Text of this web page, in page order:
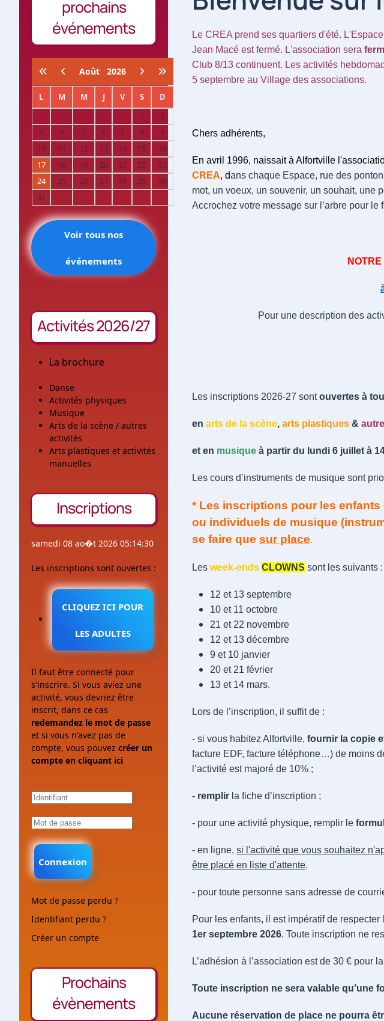
Le CREA prend ses quartiers d'été.
Jean Macé est fermé. L'association sera
Club 8/13 continuent. Les activités
5 septembre au Village des associations.
Chers adhérents,
En avril 1996, naissait à Alfortville
CREA, dans chaque Espace, rue des
mot, un voeux, un souvenir, un souhait, une
Accrochez votre message sur l’arbre pour
Pour une description des
Les inscriptions 2026-27 sontouvertes à
en arts de la scène, arts plastiques &
et en musique à partir du lundi 6 juillet à
Les cours d’instruments de musique sont
* Les inscriptions pour les
ou individuels de musique
se faire que sur place.
Les week-ends CLOWNS sont les suivants :
12 et 13 septembre
10 et 11 octobre
21 et 22 novembre
12 et 13 décembre
9 et 10 janvier
20 et 21 février
13 et 14 mars.
Lors de l’inscription, il suffit de :
- si vous habitez Alfortville, fournir la copie
facture EDF, facture téléphone…) de moins
l’activité est majoré de 10% ;
- remplir la fiche d’inscription ;
- pour une activité physique, remplir le
- en ligne, si l'activité que vous souhaitez
être placé en liste d'attente.
- pour toute personne sans adresse de
Pour les enfants, il est impératif de
1er septembre 2026. Toute inscription ne
L’adhésion à l’association est de 30 € pour
Toute inscription ne sera valable qu’une
Aucune réservation de place ne pourra
prochains
événements
Août 2026
L M M J V S
D
1
2
3
4 5 6 7 8
9
10
11 12 13 14 15
16
17
18 19 20 21 22
23
24
25 26 27 28 29
30
31
Voir tous nos
événements
Activités 2026/27
La brochure
Danse
Activités physiques
Musique
Arts de la scène / autres
activités
Arts plastiques et activités
manuelles
Inscriptions
samedi 08 ao�t 2026 05:14:30
Les inscriptions sont ouvertes :
CLIQUEZ ICI POUR
LES ADULTES
Il faut être connecté pour
s'inscrire. Si vous aviez une
activité, vous devriez être
inscrit, dans ce cas
redemandez le mot de passe
et si vous n'avez pas de
compte, vous pouvez créer un
compte en cliquant ici
Connexion
Mot de passe perdu ?
Identifiant perdu ?
Créer un compte
Prochains
évènements